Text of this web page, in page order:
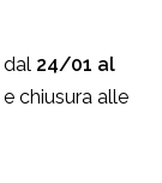
dal 24/01 al
e chiusura alle